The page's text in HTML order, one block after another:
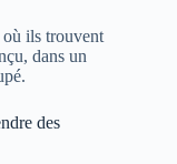
ils trouvent
dans un
des